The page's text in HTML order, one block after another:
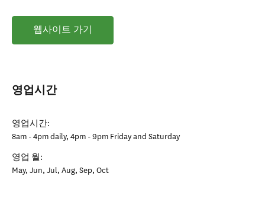
웹사이트 가기
영업시간
영업시간:
8am - 4pm daily, 4pm - 9pm Friday and Saturday
영업 월:
May, Jun, Jul, Aug, Sep, Oct